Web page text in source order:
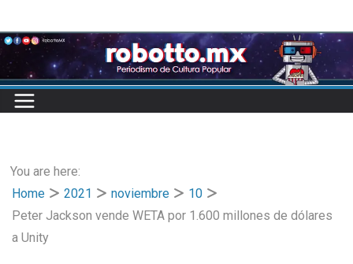
to
content
You are here:
Home
2021 noviembre
10
Peter Jackson vende WETA por 1.600 millones de dólares
a Unity